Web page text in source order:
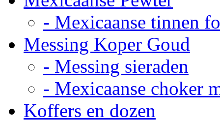
- Mexicaanse tinnen
Messing Koper Goud
- Messing sieraden
- Mexicaanse choker
Koffers en dozen